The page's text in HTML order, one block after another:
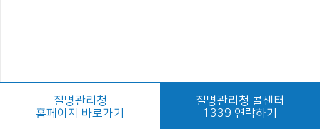
질병관리청
홈페이지 바로가기
질병관리청 콜센터
1339 연락하기